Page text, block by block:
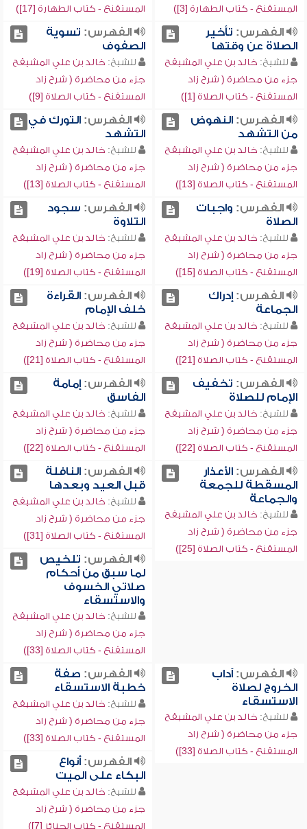
المستقنع - كتاب الطهارة [3])
المستقنع - كتاب الطهارة [17])
الفهرس: تأخير
الصلاة عن وقتها
للشيخ: خالد بن علي المشيقح
جزء من محاضرة ( شرح زاد
المستقنع - كتاب الصلاة [1])
الفهرس: تسوية
الصفوف
للشيخ: خالد بن علي المشيقح
جزء من محاضرة ( شرح زاد
المستقنع - كتاب الصلاة [9])
الفهرس:النهوض
من التشهد
للشيخ: خالد بن علي المشيقح
جزء من محاضرة ( شرح زاد
المستقنع - كتاب الصلاة [13])
الفهرس:التورك في
التشهد
للشيخ: خالد بن علي المشيقح
جزء من محاضرة ( شرح زاد
المستقنع - كتاب الصلاة [13])
الفهرس: واجبات
الصلاة
للشيخ: خالد بن علي المشيقح
جزء من محاضرة ( شرح زاد
المستقنع - كتاب الصلاة [15])
الفهرس: سجود
التلاوة
للشيخ: خالد بن علي المشيقح
جزء من محاضرة ( شرح زاد
المستقنع - كتاب الصلاة [19])
الفهرس:إدراك
الجماعة
للشيخ: خالد بن علي المشيقح
جزء من محاضرة ( شرح زاد
المستقنع - كتاب الصلاة [21])
الفهرس:القراءة
خلف الإمام
للشيخ: خالد بن علي المشيقح
جزء من محاضرة ( شرح زاد
المستقنع - كتاب الصلاة [21])
الفهرس: تخفيف
الإمام للصلاة
للشيخ: خالد بن علي المشيقح
جزء من محاضرة ( شرح زاد
المستقنع - كتاب الصلاة [22])
الفهرس:إمامة
الفاسق
للشيخ: خالد بن علي المشيقح
جزء من محاضرة ( شرح زاد
المستقنع - كتاب الصلاة [22])
الفهرس:الأعذار
المسقطة للجمعة
والجماعة
للشيخ: خالد بن علي المشيقح
جزء من محاضرة ( شرح زاد
المستقنع - كتاب الصلاة [25])
الفهرس:النافلة
قبل العيد وبعدها
للشيخ: خالد بن علي المشيقح
جزء من محاضرة ( شرح زاد
المستقنع - كتاب الصلاة [31])
الفهرس: تلخيص
لما سبق من أحكام
صلاتي الخسوف
والاستسقاء
للشيخ: خالد بن علي المشيقح
جزء من محاضرة ( شرح زاد
المستقنع - كتاب الصلاة [33])
الفهرس:آداب
الخروج لصلاة
الاستسقاء
للشيخ: خالد بن علي المشيقح
جزء من محاضرة ( شرح زاد
المستقنع - كتاب الصلاة [33])
الفهرس: صفة
خطبة الاستسقاء
للشيخ: خالد بن علي المشيقح
جزء من محاضرة ( شرح زاد
المستقنع - كتاب الصلاة [33])
الفهرس:أنواع
البكاء على الميت
للشيخ: خالد بن علي المشيقح
جزء من محاضرة ( شرح زاد
المستقنع - كتاب الجنائز [7])